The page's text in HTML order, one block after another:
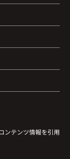
ンテンツ情報を引用